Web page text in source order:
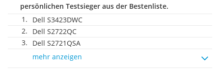
persönlichen Testsieger aus der Bestenliste.
Dell S3423DWC
Dell S2722QC
Dell S2721QSA
mehr anzeigen